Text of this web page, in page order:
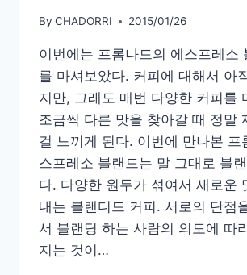
By CHADORRI 2015/01/26
이번에는 프롬나드의 에스프레소
를 마셔보았다. 커피에 대해서 아
지만, 그래도 매번 다양한 커피를
조금씩 다른 맛을 찾아갈 때 정말
걸 느끼게 된다. 이번에 만나본 프
스프레소 블랜드는 말 그대로 블
다. 다양한 원두가 섞여서 새로운
내는 블랜디드 커피. 서로의 단점
서 블랜딩 하는 사람의 의도에 따
지는 것이…